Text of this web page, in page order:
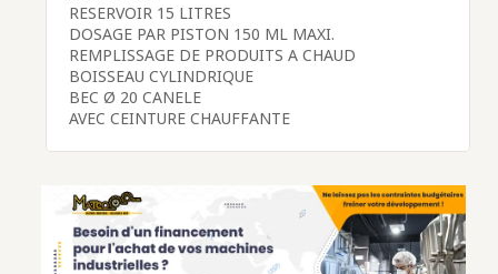
RESERVOIR 15 LITRES
DOSAGE PAR PISTON 150 ML MAXI.
REMPLISSAGE DE PRODUITS A CHAUD
BOISSEAU CYLINDRIQUE
BEC Ø 20 CANELE
AVEC CEINTURE CHAUFFANTE